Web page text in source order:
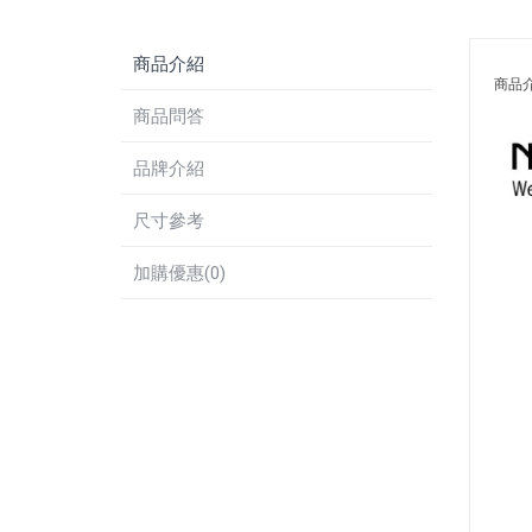
商品介紹
商品問答
品牌介紹
尺寸參考
加購優惠(0)
商品